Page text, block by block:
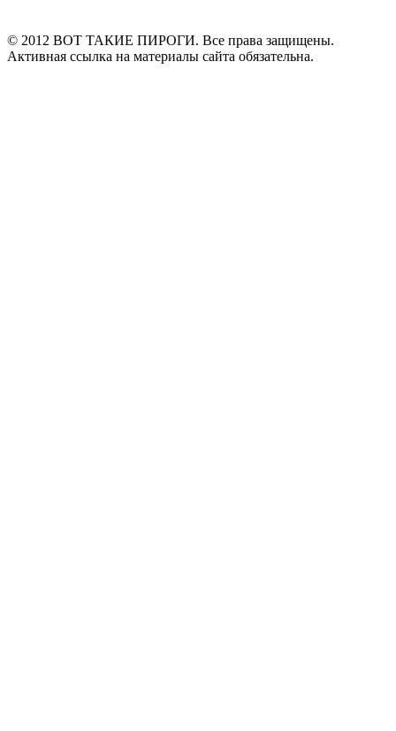
© 2012 ВОТ ТАКИЕ ПИРОГИ. Все права защищены.
Активная ссылка на материалы сайта обязательна.